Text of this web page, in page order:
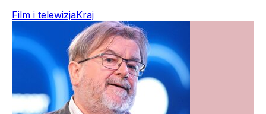
Film i telewizjaKraj